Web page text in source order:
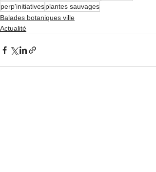
perp'initiativesplantes sauvages
Balades botaniques ville
Actualité